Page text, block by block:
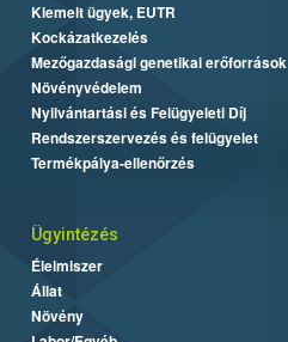
Kiemelt ügyek, EUTR
Kockázatkezelés
Mezőgazdasági genetikai erőforrások
Növényvédelem
Nyilvántartási és Felügyeleti Díj
Rendszerszervezés és felügyelet
Termékpálya-ellenőrzés
Ügyintézés
Élelmiszer
Állat
Növény